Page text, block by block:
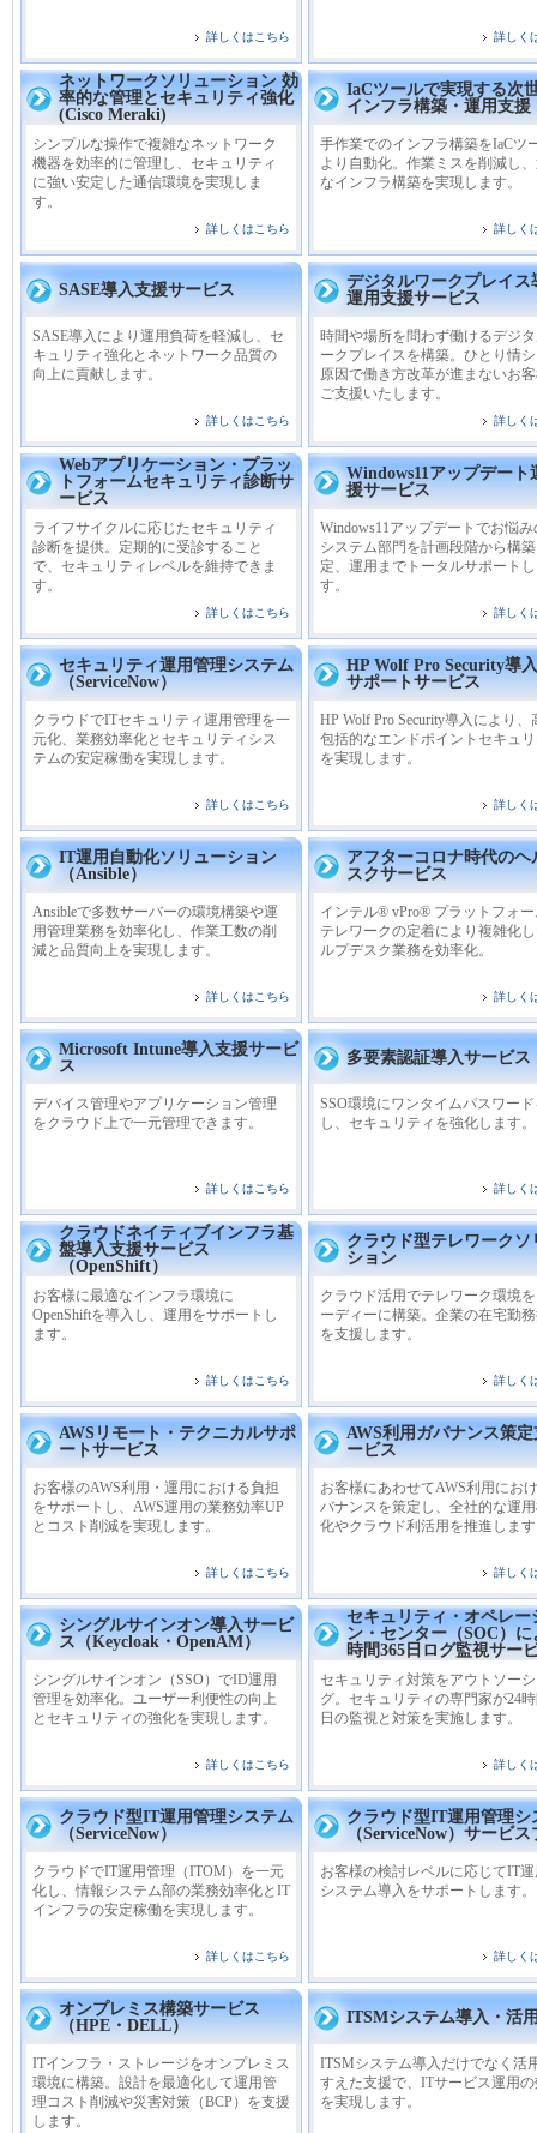
詳しくはこちら 詳しく
ネットワークソリューション 効
率的な管理とセキュリティ強化
(Cisco Meraki)
シンプルな操作で複雑なネットワーク
機器を効率的に管理し、セキュリティ
に強い安定した通信環境を実現しま
す。
詳しくはこちら
IaCツールで実現する次
インフラ構築・運用支援
手作業でのインフラ構築をIaCツ
より自動化。作業ミスを削減し
なインフラ構築を実現します。
詳しく
SASE導入支援サービス
SASE導入により運用負荷を軽減し、セ
キュリティ強化とネットワーク品質の
向上に貢献します。
詳しくはこちら
デジタルワークプレイス
運用支援サービス
時間や場所を問わず働けるデジ
ークプレイスを構築。ひとり情
原因で働き方改革が進まないお
ご支援いたします。
詳しく
Webアプリケーション・プラッ
トフォームセキュリティ診断サ
ービス
ライフサイクルに応じたセキュリティ
診断を提供。定期的に受診すること
で、セキュリティレベルを維持できま
す。
詳しくはこちら
Windows11アップデート
援サービス
Windows11アップデートでお悩
システム部門を計画段階から構
定、運用までトータルサポート
す。
詳しく
セキュリティ運用管理システム
（ServiceNow）
クラウドでITセキュリティ運用管理を一
元化、業務効率化とセキュリティシス
テムの安定稼働を実現します。
詳しくはこちら
HP Wolf Pro Security導
サポートサービス
HP Wolf Pro Security導入により、
包括的なエンドポイントセキュ
を実現します。
詳しく
IT運用自動化ソリューション
（Ansible）
Ansibleで多数サーバーの環境構築や運
用管理業務を効率化し、作業工数の削
減と品質向上を実現します。
詳しくはこちら
アフターコロナ時代のヘ
スクサービス
インテル® vPro® プラットフォ
テレワークの定着により複雑化
ルプデスク業務を効率化。
詳しく
Microsoft Intune導入支援サービ
ス
デバイス管理やアプリケーション管理
をクラウド上で一元管理できます。
詳しくはこちら
多要素認証導入サービス
SSO環境にワンタイムパスワー
し、セキュリティを強化します。
詳しく
クラウドネイティブインフラ基
盤導入支援サービス
（OpenShift）
お客様に最適なインフラ環境に
OpenShiftを導入し、運用をサポートし
ます。
詳しくはこちら
クラウド型テレワークソ
ション
クラウド活用でテレワーク環境
ーディーに構築。企業の在宅勤
を支援します。
詳しく
AWSリモート・テクニカルサポ
ートサービス
お客様のAWS利用・運用における負担
をサポートし、AWS運用の業務効率UP
とコスト削減を実現します。
詳しくはこちら
AWS利用ガバナンス策
ービス
お客様にあわせてAWS利用にお
バナンスを策定し、全社的な運
化やクラウド利活用を推進しま
詳しく
シングルサインオン導入サービ
ス（Keycloak・OpenAM）
シングルサインオン（SSO）でID運用
管理を効率化。ユーザー利便性の向上
とセキュリティの強化を実現します。
詳しくはこちら
セキュリティ・オペレー
ン・センター（SOC）に
時間365日ログ監視サー
セキュリティ対策をアウトソー
グ。セキュリティの専門家が24
日の監視と対策を実施します。
詳しく
クラウド型IT運用管理システム
（ServiceNow）
クラウドでIT運用管理（ITOM）を一元
化し、情報システム部の業務効率化とIT
インフラの安定稼働を実現します。
詳しくはこちら
クラウド型IT運用管理シ
（ServiceNow）サービ
お客様の検討レベルに応じてIT
システム導入をサポートします。
詳しく
オンプレミス構築サービス
（HPE・DELL）
ITインフラ・ストレージをオンプレミス
環境に構築。設計を最適化して運用管
理コスト削減や災害対策（BCP）を支援
します。
ITSMシステム導入・活
ITSMシステム導入だけでなく活
すえた支援で、ITサービス運用
を実現します。